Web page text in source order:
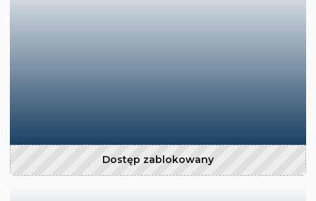
Dostęp zablokowany